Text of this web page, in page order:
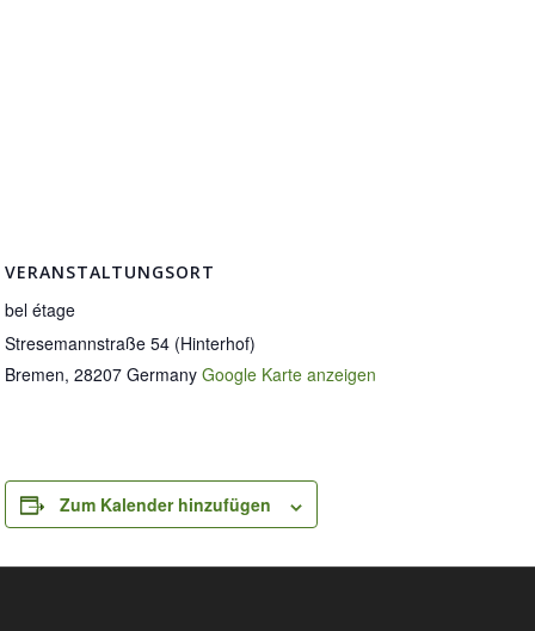
VERANSTALTUNGSORT
bel étage
Stresemannstraße 54 (Hinterhof)
Bremen, 28207 Germany Google Karte anzeigen
Zum Kalender hinzufügen